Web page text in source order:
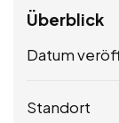
Überblick
Datum
Standort